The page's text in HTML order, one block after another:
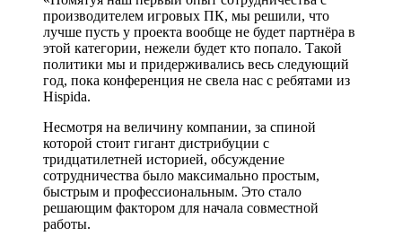
производителем игровых ПК, мы решили, что
лучше пусть у проекта вообще не будет партнёра в
этой категории, нежели будет кто попало. Такой
политики мы и придерживались весь следующий
год, пока конференция не свела нас с ребятами из
Hispida.
Несмотря на величину компании, за спиной
которой стоит гигант дистрибуции с
тридцатилетней историей, обсуждение
сотрудничества было максимально простым,
быстрым и профессиональным. Это стало
решающим фактором для начала совместной
работы.